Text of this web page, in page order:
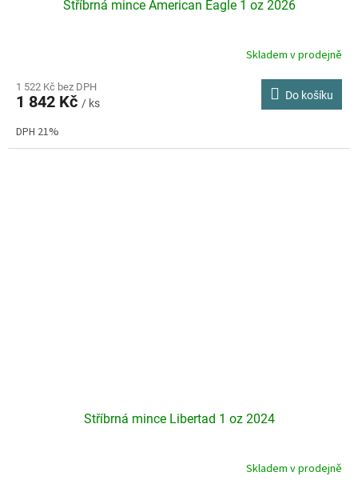
Stříbrná mince American Eagle 1 oz 2026
produktu
je
z
5
Skladem v prodejně
1 522 Kč bez DPH
1 842 Kč / ks
Do košíku
DPH 21%
Stříbrná mince Libertad 1 oz 2024
Skladem v prodejně